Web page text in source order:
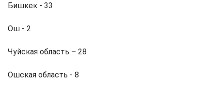
Бишкек - 33
Ош - 2
Чуйская область – 28
Ошская область - 8